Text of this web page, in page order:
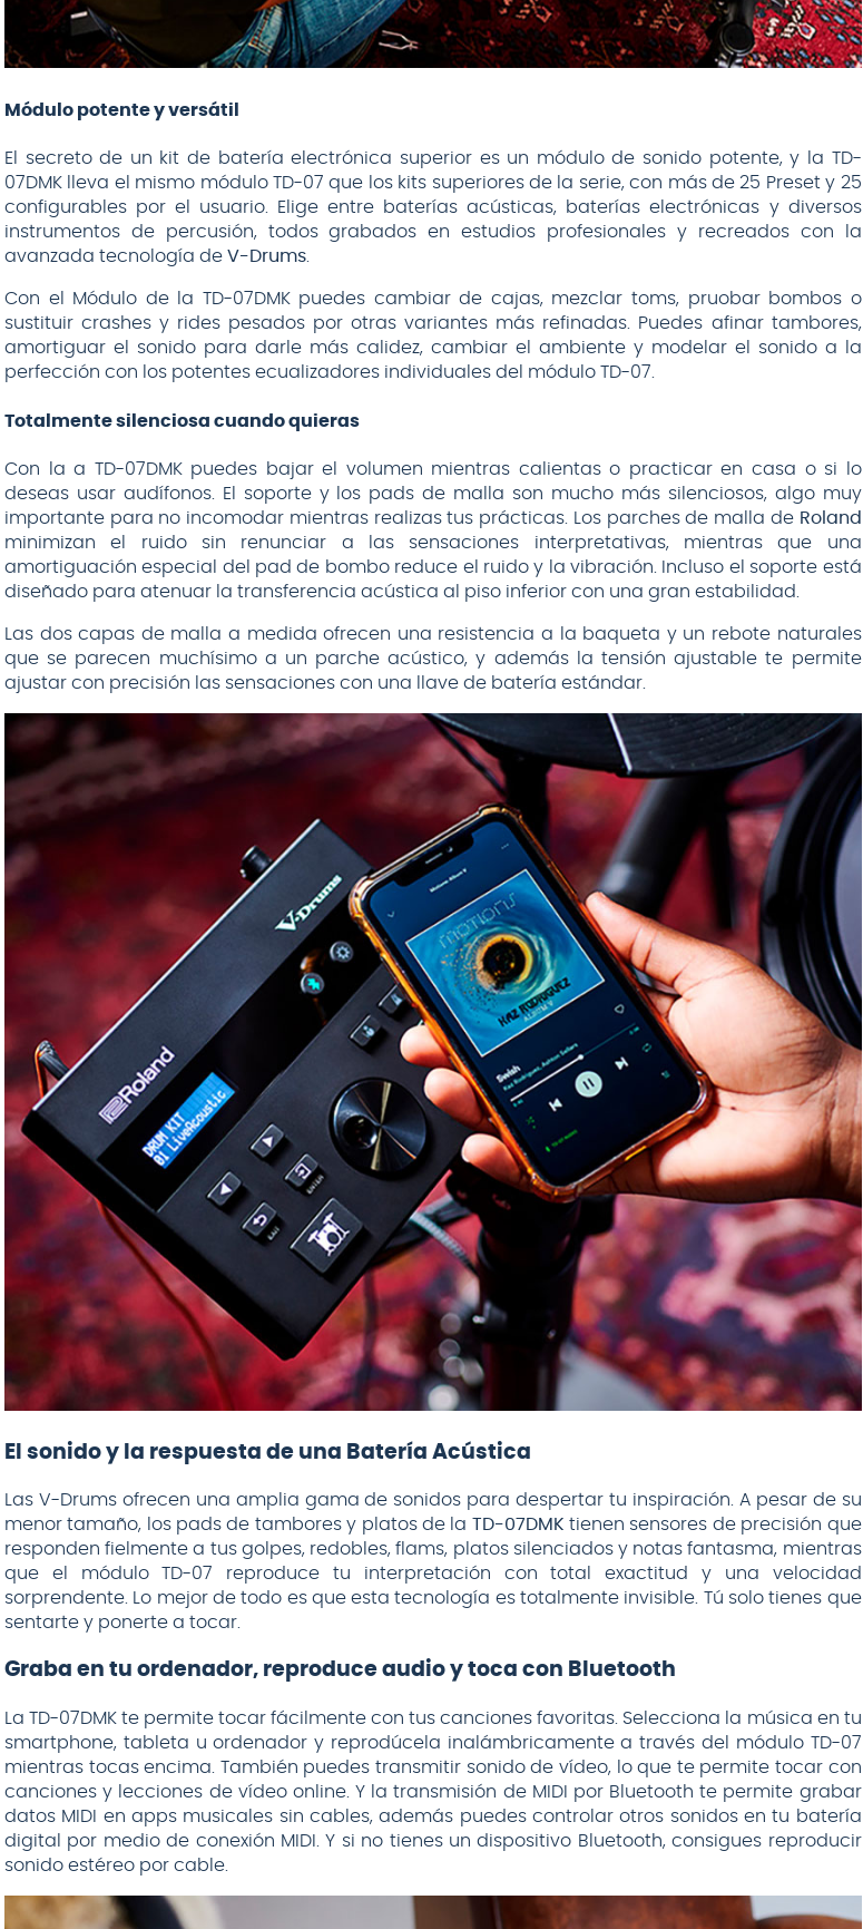
Módulo potente y versátil
El secreto de un kit de batería electrónica superior es un módulo de sonido potente, y la TD-
07DMK lleva el mismo módulo TD-07 que los kits superiores de la serie, con más de 25 Preset y 25
configurables por el usuario. Elige entre baterías acústicas, baterías electrónicas y diversos
instrumentos de percusión, todos grabados en estudios profesionales y recreados con la
avanzada tecnología de V-Drums.
Con el Módulo de la TD-07DMK puedes cambiar de cajas, mezclar toms, pruobar bombos o
sustituir crashes y rides pesados por otras variantes más refinadas. Puedes afinar tambores,
amortiguar el sonido para darle más calidez, cambiar el ambiente y modelar el sonido a la
perfección con los potentes ecualizadores individuales del módulo TD-07.
Totalmente silenciosa cuando quieras
Con la a TD-07DMK puedes bajar el volumen mientras calientas o practicar en casa o si lo
deseas usar audífonos. El soporte y los pads de malla son mucho más silenciosos, algo muy
importante para no incomodar mientras realizas tus prácticas. Los parches de malla de Roland
minimizan el ruido sin renunciar a las sensaciones interpretativas, mientras que una
amortiguación especial del pad de bombo reduce el ruido y la vibración. Incluso el soporte está
diseñado para atenuar la transferencia acústica al piso inferior con una gran estabilidad.
Las dos capas de malla a medida ofrecen una resistencia a la baqueta y un rebote naturales
que se parecen muchísimo a un parche acústico, y además la tensión ajustable te permite
ajustar con precisión las sensaciones con una llave de batería estándar.
El sonido y la respuesta de una Batería Acústica
Las V-Drums ofrecen una amplia gama de sonidos para despertar tu inspiración. A pesar de su
menor tamaño, los pads de tambores y platos de la TD-07DMKtienen sensores de precisión que
responden fielmente a tus golpes, redobles, flams, platos silenciados y notas fantasma, mientras
que el módulo TD-07 reproduce tu interpretación con total exactitud y una velocidad
sorprendente. Lo mejor de todo es que esta tecnología es totalmente invisible. Tú solo tienes que
sentarte y ponerte a tocar.
Graba en tu ordenador, reproduce audio y toca con Bluetooth
La TD-07DMK te permite tocar fácilmente con tus canciones favoritas. Selecciona la música en tu
smartphone, tableta u ordenador y reprodúcela inalámbricamente a través del módulo TD-07
mientras tocas encima. También puedes transmitir sonido de vídeo, lo que te permite tocar con
canciones y lecciones de vídeo online. Y la transmisión de MIDI por Bluetooth te permite grabar
datos MIDI en apps musicales sin cables, además puedes controlar otros sonidos en tu batería
digital por medio de conexión MIDI. Y si no tienes un dispositivo Bluetooth, consigues reproducir
sonido estéreo por cable.